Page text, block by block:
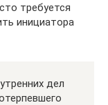
требуется
инициатора
дел